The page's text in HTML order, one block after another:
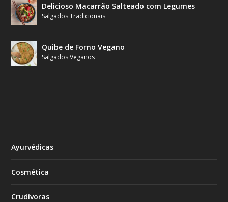
Delicioso Macarrão Salteado com Legumes
Salgados Tradicionais
Quibe de Forno Vegano
Salgados Veganos
Ayurvédicas
Cosmética
Crudívoras